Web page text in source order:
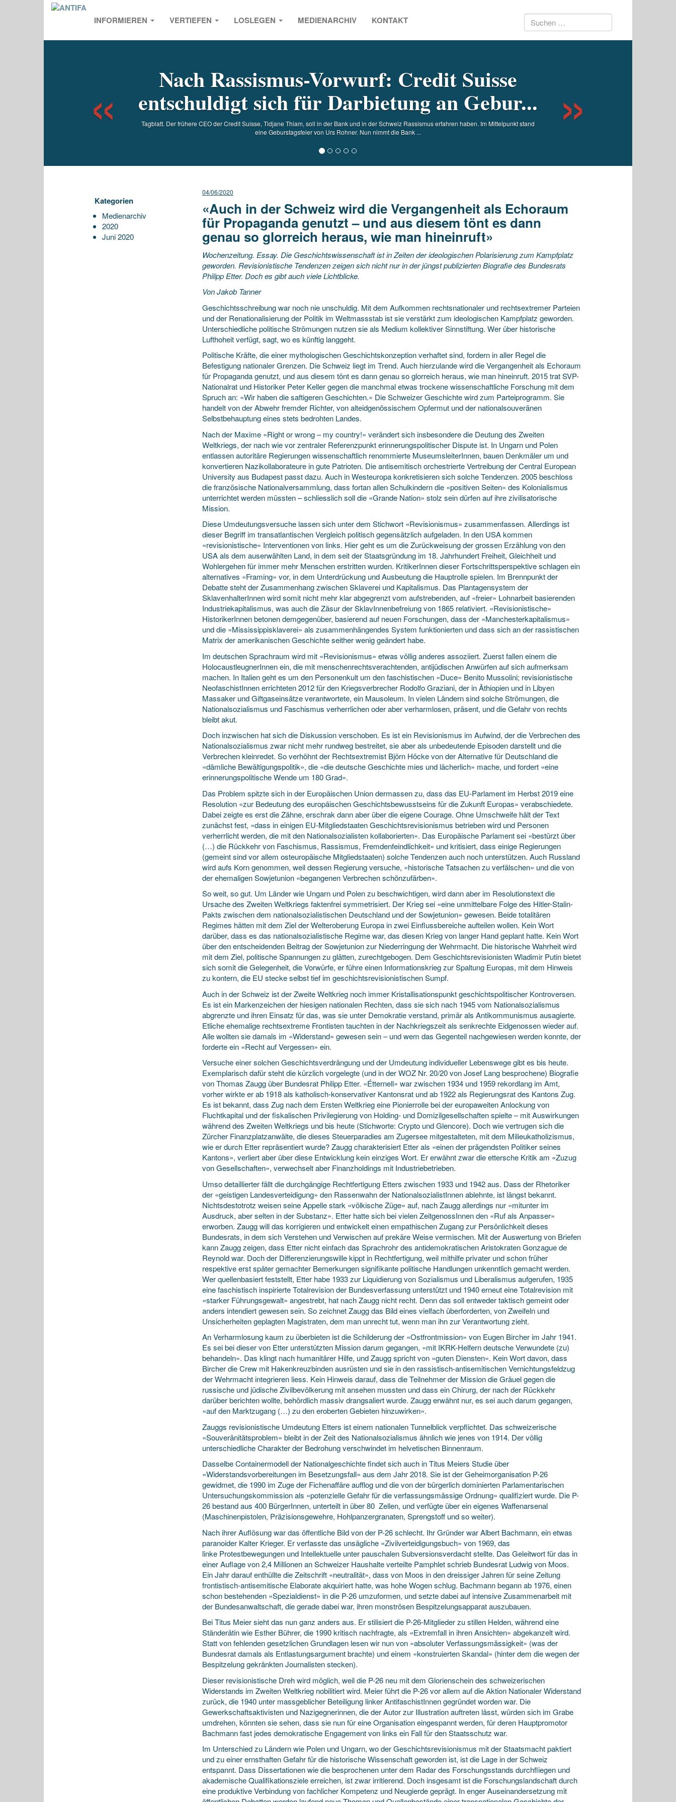
INFORMIEREN VERTIEFEN LOSLEGEN MEDIENARCHIV KONTAKT Suchen
Nach Rassismus-Vorwurf: Credit Suisse
entschuldigt sich für Darbietung an Gebur...
Tagblatt. Der frühere CEO der Credit Suisse, Tidjane Thiam, soll in der Bank und in der Schweiz Rassismus erfahren haben. Im Mittelpunkt stand
eine Geburstagsfeier von Urs Rohner. Nun nimmt die Bank ...
Previous
Kategorien
Medienarchiv
2020
Juni 2020
04/06/2020
«Auch in der Schweiz wird die Vergangenheit als Echoraum
für Propaganda genutzt – und aus diesem tönt es dann
genau so glorreich heraus, wie man hineinruft»
Wochenzeitung. Essay. Die Geschichtswissenschaft ist in Zeiten der ideologischen Polarisierung zum Kampfplatz
geworden. Revisionistische Tendenzen zeigen sich nicht nur in der jüngst publizierten Biografie des Bundesrats
Philipp Etter. Doch es gibt auch viele Lichtblicke.
Von Jakob Tanner
Geschichtsschreibung war noch nie unschuldig. Mit dem Aufkommen rechtsnationaler und rechtsextremer Parteien
und der Renationalisierung der Politik im Weltmassstab ist sie verstärkt zum ideologischen Kampfplatz geworden.
Unterschiedliche politische Strömungen nutzen sie als Medium kollektiver Sinnstiftung. Wer über historische
Lufthoheit verfügt, sagt, wo es künftig langgeht.
Politische Kräfte, die einer mythologischen Geschichtskonzeption verhaftet sind, fordern in aller Regel die
Befestigung nationaler Grenzen. Die Schweiz liegt im Trend. Auch hierzulande wird die Vergangenheit als Echoraum
für Propaganda genutzt, und aus diesem tönt es dann genau so glorreich heraus, wie man hineinruft. 2015 trat SVP-
Nationalrat und Historiker Peter Keller gegen die manchmal etwas trockene wissenschaftliche Forschung mit dem
Spruch an: «Wir haben die saftigeren Geschichten.» Die Schweizer Geschichte wird zum Parteiprogramm. Sie
handelt von der Abwehr fremder Richter, von alteidgenössischem Opfermut und der nationalsouveränen
Selbstbehauptung eines stets bedrohten Landes.
Nach der Maxime «Right or wrong – my country!» verändert sich insbesondere die Deutung des Zweiten
Weltkriegs, der nach wie vor zentraler Referenzpunkt erinnerungspolitischer Dispute ist. In Ungarn und Polen
entlassen autoritäre Regierungen wissenschaftlich renommierte MuseumsleiterInnen, bauen Denkmäler um und
konvertieren Nazikollaborateure in gute Patrioten. Die antisemitisch orchestrierte Vertreibung der Central European
University aus Budapest passt dazu. Auch in Westeuropa konkretisieren sich solche Tendenzen. 2005 beschloss
die französische Nationalversammlung, dass fortan allen Schulkindern die «positiven Seiten» des Kolonialismus
unterrichtet werden müssten – schliesslich soll die «Grande Nation» stolz sein dürfen auf ihre zivilisatorische
Mission.
Diese Umdeutungsversuche lassen sich unter dem Stichwort «Revisionismus» zusammenfassen. Allerdings ist
dieser Begriff im transatlantischen Vergleich politisch gegensätzlich aufgeladen. In den USA kommen
«revisionistische» Interventionen von links. Hier geht es um die Zurückweisung der grossen Erzählung von den
USA als dem auserwählten Land, in dem seit der Staatsgründung im 18. Jahrhundert Freiheit, Gleichheit und
Wohlergehen für immer mehr Menschen erstritten wurden. KritikerInnen dieser Fortschrittsperspektive schlagen ein
alternatives «Framing» vor, in dem Unterdrückung und Ausbeutung die Hauptrolle spielen. Im Brennpunkt der
Debatte steht der Zusammenhang zwischen Sklaverei und Kapitalismus. Das Plantagensystem der
SklavenhalterInnen wird somit nicht mehr klar abgegrenzt vom aufstrebenden, auf «freier» Lohnarbeit basierenden
Industriekapitalismus, was auch die Zäsur der SklavInnenbefreiung von 1865 relativiert. «Revisionistische»
HistorikerInnen betonen demgegenüber, basierend auf neuen Forschungen, dass der «Manchesterkapitalismus»
und die «Mississippisklaverei» als zusammenhängendes System funktionierten und dass sich an der rassistischen
Matrix der amerikanischen Geschichte seither wenig geändert habe.
Im deutschen Sprachraum wird mit «Revisionismus» etwas völlig anderes assoziiert. Zuerst fallen einem die
HolocaustleugnerInnen ein, die mit menschenrechtsverachtenden, antijüdischen Anwürfen auf sich aufmerksam
machen. In Italien geht es um den Personenkult um den faschistischen «Duce» Benito Mussolini; revisionistische
NeofaschistInnen errichteten 2012 für den Kriegsverbrecher Rodolfo Graziani, der in Äthiopien und in Libyen
Massaker und Giftgaseinsätze verantwortete, ein Mausoleum. In vielen Ländern sind solche Strömungen, die
Nationalsozialismus und Faschismus verherrlichen oder aber verharmlosen, präsent, und die Gefahr von rechts
bleibt akut.
Doch inzwischen hat sich die Diskussion verschoben. Es ist ein Revisionismus im Aufwind, der die Verbrechen des
Nationalsozialismus zwar nicht mehr rundweg bestreitet, sie aber als unbedeutende Episoden darstellt und die
Verbrechen kleinredet. So verhöhnt der Rechtsextremist Björn Höcke von der Alternative für Deutschland die
«dämliche Bewältigungspolitik», die «die deutsche Geschichte mies und lächerlich» mache, und fordert «eine
erinnerungspolitische Wende um 180 Grad».
Das Problem spitzte sich in der Europäischen Union dermassen zu, dass das EU-Parlament im Herbst 2019 eine
Resolution «zur Bedeutung des europäischen Geschichtsbewusstseins für die Zukunft Europas» verabschiedete.
Dabei zeigte es erst die Zähne, erschrak dann aber über die eigene Courage. Ohne Umschweife hält der Text
zunächst fest, «dass in einigen EU-Mitgliedstaaten Geschichtsrevisionismus betrieben wird und Personen
verherrlicht werden, die mit den Nationalsozialisten kollaborierten». Das Europäische Parlament sei «bestürzt über
(…) die Rückkehr von Faschismus, Rassismus, Fremdenfeindlichkeit» und kritisiert, dass einige Regierungen
(gemeint sind vor allem osteuropäische Mitgliedstaaten) solche Tendenzen auch noch unterstützen. Auch Russland
wird aufs Korn genommen, weil dessen Regierung versuche, «historische Tatsachen zu verfälschen» und die von
der ehemaligen Sowjetunion «begangenen Verbrechen schönzufärben».
So weit, so gut. Um Länder wie Ungarn und Polen zu beschwichtigen, wird dann aber im Resolutionstext die
Ursache des Zweiten Weltkriegs faktenfrei symmetrisiert. Der Krieg sei «eine unmittelbare Folge des Hitler-Stalin-
Pakts zwischen dem nationalsozialistischen Deutschland und der Sowjetunion» gewesen. Beide totalitären
Regimes hätten mit dem Ziel der Welteroberung Europa in zwei Einflussbereiche aufteilen wollen. Kein Wort
darüber, dass es das nationalsozialistische Regime war, das diesen Krieg von langer Hand geplant hatte. Kein Wort
über den entscheidenden Beitrag der Sowjetunion zur Niederringung der Wehrmacht. Die historische Wahrheit wird
mit dem Ziel, politische Spannungen zu glätten, zurechtgebogen. Dem Geschichtsrevisionisten Wladimir Putin bietet
sich somit die Gelegenheit, die Vorwürfe, er führe einen Informationskrieg zur Spaltung Europas, mit dem Hinweis
zu kontern, die EU stecke selbst tief im geschichtsrevisionistischen Sumpf.
Auch in der Schweiz ist der Zweite Weltkrieg noch immer Kristallisationspunkt geschichtspolitischer Kontroversen.
Es ist ein Markenzeichen der hiesigen nationalen Rechten, dass sie sich nach 1945 vom Nationalsozialismus
abgrenzte und ihren Einsatz für das, was sie unter Demokratie verstand, primär als Antikommunismus ausagierte.
Etliche ehemalige rechtsextreme Frontisten tauchten in der Nachkriegszeit als senkrechte Eidgenossen wieder auf.
Alle wollten sie damals im «Widerstand» gewesen sein – und wem das Gegenteil nachgewiesen werden konnte, der
forderte ein «Recht auf Vergessen» ein.
Versuche einer solchen Geschichtsverdrängung und der Umdeutung individueller Lebenswege gibt es bis heute.
Exemplarisch dafür steht die kürzlich vorgelegte (und in der WOZ Nr. 20/20 von Josef Lang besprochene) Biografie
von Thomas Zaugg über Bundesrat Philipp Etter. «Étternell» war zwischen 1934 und 1959 rekordlang im Amt,
vorher wirkte er ab 1918 als katholisch-konservativer Kantonsrat und ab 1922 als Regierungsrat des Kantons Zug.
Es ist bekannt, dass Zug nach dem Ersten Weltkrieg eine Pionierrolle bei der europaweiten Anlockung von
Fluchtkapital und der fiskalischen Privilegierung von Holding- und Domizilgesellschaften spielte – mit Auswirkungen
während des Zweiten Weltkriegs und bis heute (Stichworte: Crypto und Glencore). Doch wie vertrugen sich die
Zürcher Finanzplatzanwälte, die dieses Steuerparadies am Zugersee mitgestalteten, mit dem Milieukatholizismus,
wie er durch Etter repräsentiert wurde? Zaugg charakterisiert Etter als «einen der prägendsten Politiker seines
Kantons», verliert aber über diese Entwicklung kein einziges Wort. Er erwähnt zwar die ettersche Kritik am «Zuzug
von Gesellschaften», verwechselt aber Finanzholdings mit Industriebetrieben.
Umso detaillierter fällt die durchgängige Rechtfertigung Etters zwischen 1933 und 1942 aus. Dass der Rhetoriker
der «geistigen Landesverteidigung» den Rassenwahn der NationalsozialistInnen ablehnte, ist längst bekannt.
Nichtsdestotrotz weisen seine Appelle stark «völkische Züge» auf, nach Zaugg allerdings nur «mitunter im
Ausdruck, aber selten in der Substanz». Etter hatte sich bei vielen ZeitgenossInnen den «Ruf als Anpasser»
erworben. Zaugg will das korrigieren und entwickelt einen empathischen Zugang zur Persönlichkeit dieses
Bundesrats, in dem sich Verstehen und Verwischen auf prekäre Weise vermischen. Mit der Auswertung von Briefen
kann Zaugg zeigen, dass Etter nicht einfach das Sprachrohr des antidemokratischen Aristokraten Gonzague de
Reynold war. Doch der Differenzierungswille kippt in Rechtfertigung, weil mithilfe privater und schon früher
respektive erst später gemachter Bemerkungen signifikante politische Handlungen unkenntlich gemacht werden.
Wer quellenbasiert feststellt, Etter habe 1933 zur Liquidierung von Sozialismus und Liberalismus aufgerufen, 1935
eine faschistisch inspirierte Totalrevision der Bundesverfassung unterstützt und 1940 erneut eine Totalrevision mit
«starker Führungsgewalt» angestrebt, hat nach Zaugg nicht recht. Denn das soll entweder taktisch gemeint oder
anders intendiert gewesen sein. So zeichnet Zaugg das Bild eines vielfach überforderten, von Zweifeln und
Unsicherheiten geplagten Magistraten, dem man unrecht tut, wenn man ihn zur Verantwortung zieht.
An Verharmlosung kaum zu überbieten ist die Schilderung der «Ostfrontmission» von Eugen Bircher im Jahr 1941.
Es sei bei dieser von Etter unterstützten Mission darum gegangen, «mit IKRK-Helfern deutsche Verwundete (zu)
behandeln». Das klingt nach humanitärer Hilfe, und Zaugg spricht von «guten Diensten». Kein Wort davon, dass
Bircher die Crew mit Hakenkreuzbinden ausrüsten und sie in den rassistisch-antisemitischen Vernichtungsfeldzug
der Wehrmacht integrieren liess. Kein Hinweis darauf, dass die Teilnehmer der Mission die Gräuel gegen die
russische und jüdische Zivilbevölkerung mit ansehen mussten und dass ein Chirurg, der nach der Rückkehr
darüber berichten wollte, behördlich massiv drangsaliert wurde. Zaugg erwähnt nur, es sei auch darum gegangen,
«auf den Marktzugang (…) zu den eroberten Gebieten hinzuwirken».
Zauggs revisionistische Umdeutung Etters ist einem nationalen Tunnelblick verpflichtet. Das schweizerische
«Souveränitätsproblem» bleibt in der Zeit des Nationalsozialismus ähnlich wie jenes von 1914. Der völlig
unterschiedliche Charakter der Bedrohung verschwindet im helvetischen Binnenraum.
Dasselbe Containermodell der Nationalgeschichte findet sich auch in Titus Meiers Studie über
«Widerstandsvorbereitungen im Besetzungsfall» aus dem Jahr 2018. Sie ist der Geheimorganisation P-26
gewidmet, die 1990 im Zuge der Fichenaffäre aufflog und die von der bürgerlich dominierten Parlamentarischen
Untersuchungskommission als «potenzielle Gefahr für die verfassungsmässige Ordnung» qualifiziert wurde. Die P-
26 bestand aus 400 BürgerInnen, unterteilt in über 80 Zellen, und verfügte über ein eigenes Waffenarsenal
(Maschinenpistolen, Präzisionsgewehre, Hohlpanzergranaten, Sprengstoff und so weiter).
Nach ihrer Auflösung war das öffentliche Bild von der P-26 schlecht. Ihr Gründer war Albert Bachmann, ein etwas
paranoider Kalter Krieger. Er verfasste das unsägliche «Zivilverteidigungsbuch» von 1969, das
linke Protestbewegungen und Intellektuelle unter pauschalen Subversionsverdacht stellte. Das Geleitwort für das in
einer Auflage von 2,4 Millionen an Schweizer Haushalte verteilte Pamphlet schrieb Bundesrat Ludwig von Moos.
Ein Jahr darauf enthüllte die Zeitschrift «neutralität», dass von Moos in den dreissiger Jahren für seine Zeitung
frontistisch-antisemitische Elaborate akquiriert hatte, was hohe Wogen schlug. Bachmann begann ab 1976, einen
schon bestehenden «Spezialdienst» in die P-26 umzuformen, und setzte dabei auf intensive Zusammenarbeit mit
der Bundesanwaltschaft, die gerade dabei war, ihren monströsen Bespitzelungsapparat auszubauen.
Bei Titus Meier sieht das nun ganz anders aus. Er stilisiert die P-26-Mitglieder zu stillen Helden, während eine
Ständerätin wie Esther Bührer, die 1990 kritisch nachfragte, als «Extremfall in ihren Ansichten» abgekanzelt wird.
Statt von fehlenden gesetzlichen Grundlagen lesen wir nun von «absoluter Verfassungsmässigkeit» (was der
Bundesrat damals als Entlastungsargument brachte) und einem «konstruierten Skandal» (hinter dem die wegen der
Bespitzelung gekränkten Journalisten stecken).
Dieser revisionistische Dreh wird möglich, weil die P-26 neu mit dem Glorienschein des schweizerischen
Widerstands im Zweiten Weltkrieg nobilitiert wird. Meier führt die P-26 vor allem auf die Aktion Nationaler Widerstand
zurück, die 1940 unter massgeblicher Beteiligung linker AntifaschistInnen gegründet worden war. Die
Gewerkschaftsaktivisten und Nazigegnerinnen, die der Autor zur Illustration auftreten lässt, würden sich im Grabe
umdrehen, könnten sie sehen, dass sie nun für eine Organisation eingespannt werden, für deren Hauptpromotor
Bachmann fast jedes demokratische Engagement von links ein Fall für den Staatsschutz war.
Im Unterschied zu Ländern wie Polen und Ungarn, wo der Geschichtsrevisionismus mit der Staatsmacht paktiert
und zu einer ernsthaften Gefahr für die historische Wissenschaft geworden ist, ist die Lage in der Schweiz
entspannt. Dass Dissertationen wie die besprochenen unter dem Radar des Forschungsstands durchfliegen und
akademische Qualifikationsziele erreichen, ist zwar irritierend. Doch insgesamt ist die Forschungslandschaft durch
eine produktive Verbindung von fachlicher Kompetenz und Neugierde geprägt. In enger Auseinandersetzung mit